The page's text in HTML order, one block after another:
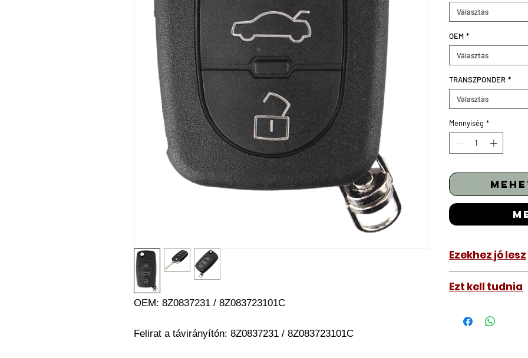
OEM: 8Z0837231 / 8Z083723101C
Felirat a távirányítón: 8Z0837231 / 8Z083723101C
Választás
OEM *
Választás
TRANSZPONDER *
Választás
Mennyiség *
Ezekhez jó lesz
Audi A4 2000-
Ezt kell tudnia
távirányítós